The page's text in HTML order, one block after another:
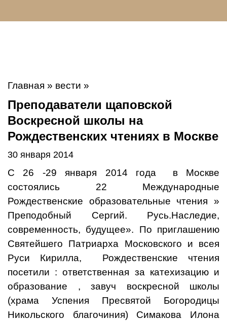
Главная » вести »
Преподаватели щаповской
Воскресной школы на
Рождественских чтениях в Москве
30 января 2014
С 26 -29 января 2014 года
в Москве
состоялись 22 Международные
Рождественские образовательные чтения »
Преподобный Сергий. Русь.Наследие,
современность, будущее». По приглашению
Святейшего Патриарха Московского и всея
Руси Кирилла,
Рождественские чтения
посетили : ответственная за катехизацию и
образование , завуч воскресной школы
(храма Успения Пресвятой Богородицы
Никольского благочиния) Симакова Илона